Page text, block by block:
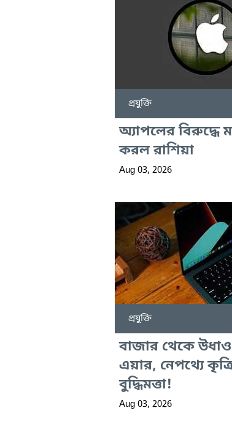
প্রযুক্তি
অ্যাপলের বিরুদ্ধে
করল রাশিয়া
Aug 03, 2026
প্রযুক্তি
বাজার থেকে
এয়ার, নেপথ্যে
বুদ্ধিমত্তা!
Aug 03, 2026